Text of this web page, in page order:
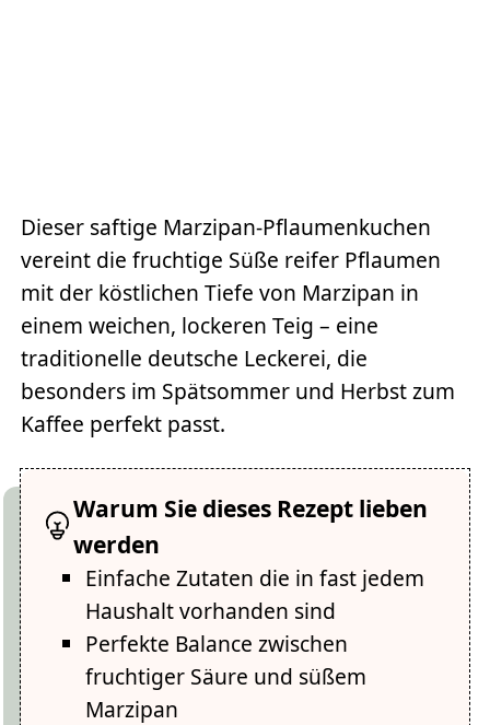
Dieser saftige Marzipan-Pflaumenkuchen
vereint die fruchtige Süße reifer Pflaumen
mit der köstlichen Tiefe von Marzipan in
einem weichen, lockeren Teig – eine
traditionelle deutsche Leckerei, die
besonders im Spätsommer und Herbst zum
Kaffee perfekt passt.
Warum Sie dieses Rezept lieben
werden
Einfache Zutaten die in fast jedem
Haushalt vorhanden sind
Perfekte Balance zwischen
fruchtiger Säure und süßem
Marzipan